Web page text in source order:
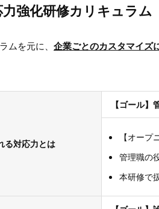
強化研修カリキュラム
ムを元に、 企業ごとのカスタマイズ
る対応力とは
【ゴール
【オー
管理職の
本研修で